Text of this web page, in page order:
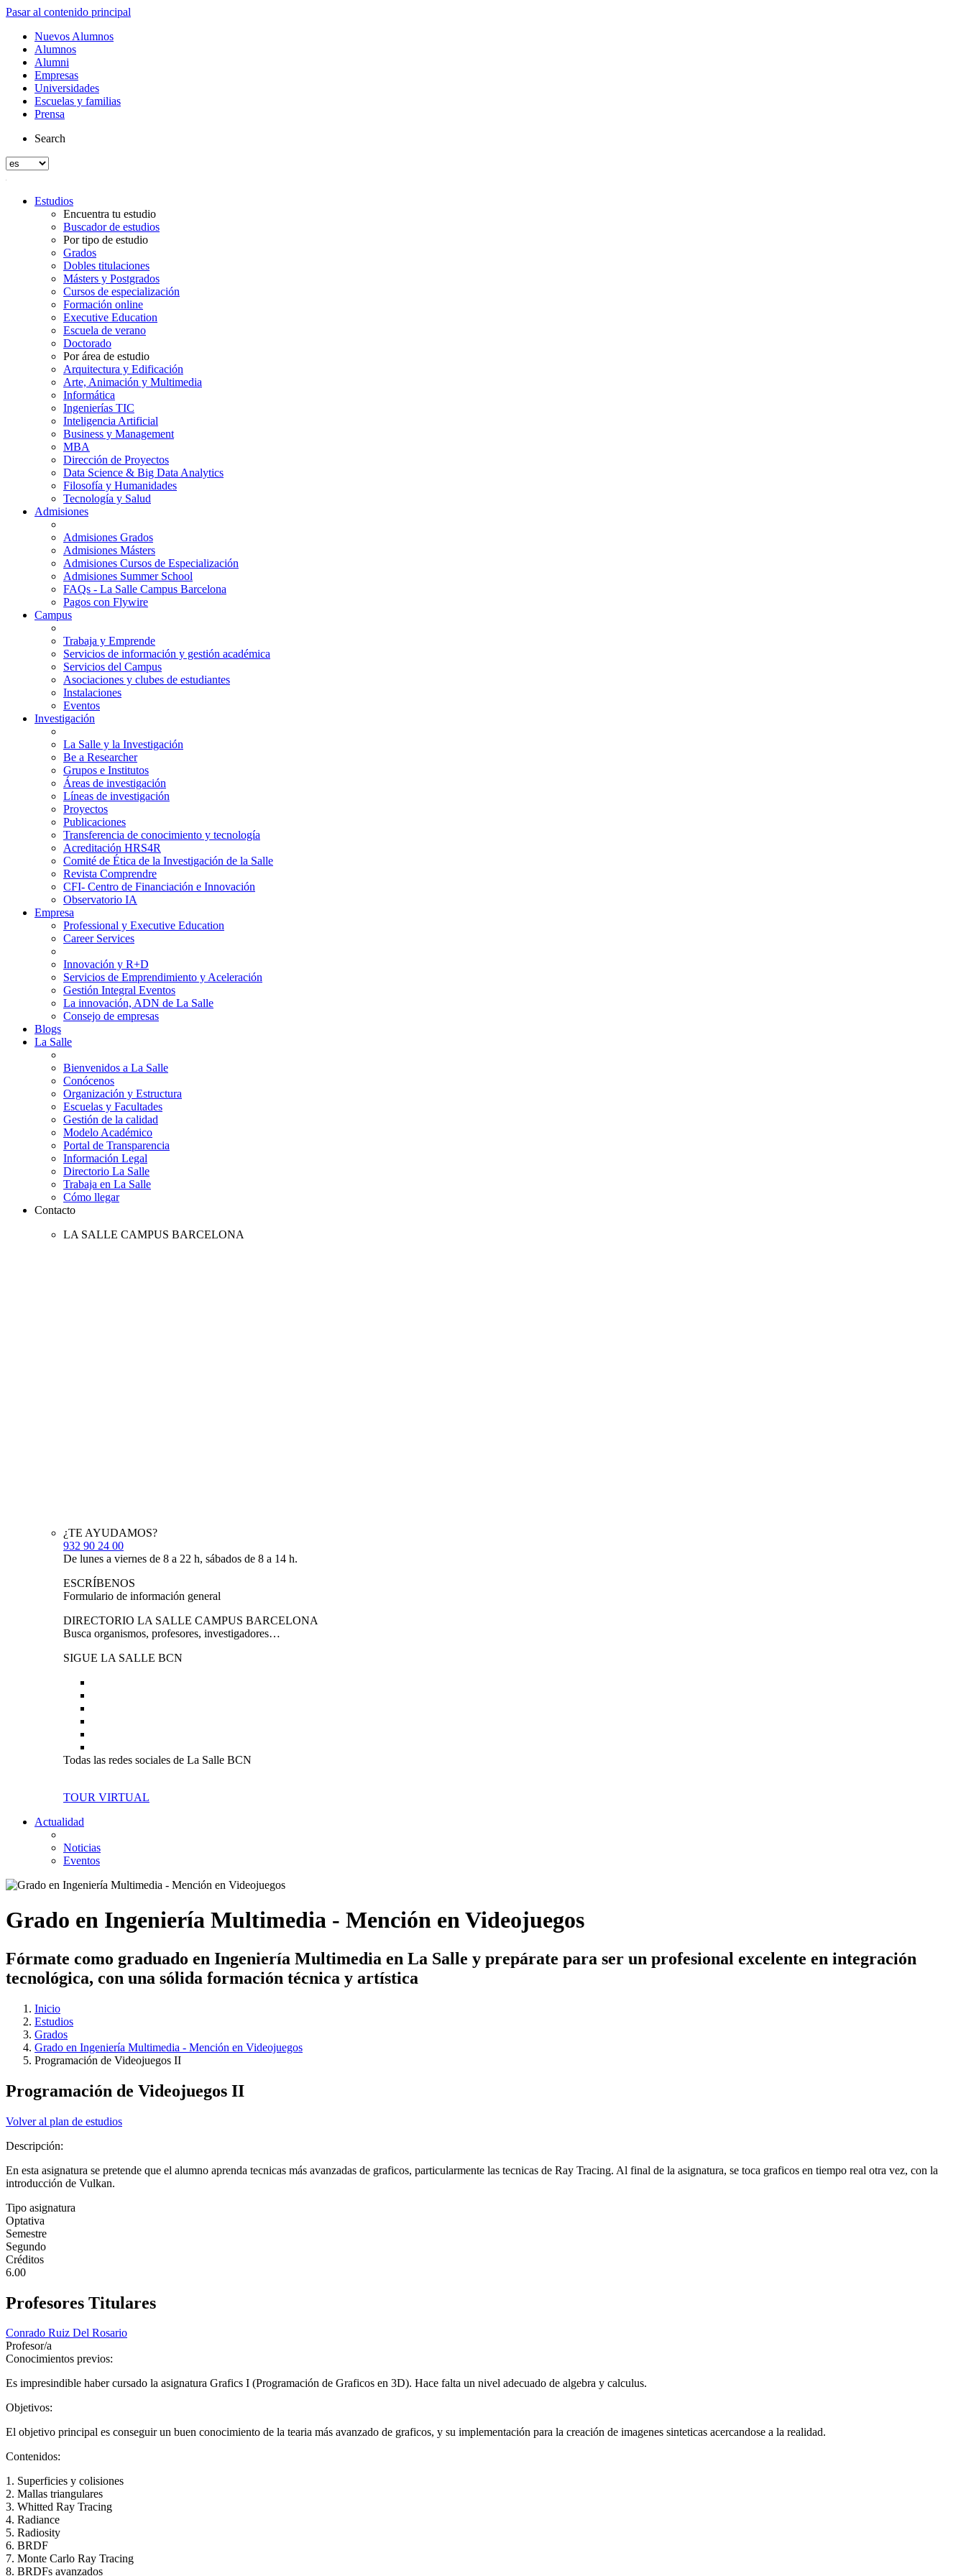
Pasar al contenido principal
Nuevos Alumnos
Alumnos
Alumni
Empresas
Universidades
Escuelas y familias
Prensa
Search
Estudios
Encuentra tu estudio
Buscador de estudios
Por tipo de estudio
Grados
Dobles titulaciones
Másters y Postgrados
Cursos de especialización
Formación online
Executive Education
Escuela de verano
Doctorado
Por área de estudio
Arquitectura y Edificación
Arte, Animación y Multimedia
Informática
Ingenierías TIC
Inteligencia Artificial
Business y Management
MBA
Dirección de Proyectos
Data Science & Big Data Analytics
Filosofía y Humanidades
Tecnología y Salud
Admisiones
Admisiones Grados
Admisiones Másters
Admisiones Cursos de Especialización
Admisiones Summer School
FAQs - La Salle Campus Barcelona
Pagos con Flywire
Campus
Trabaja y Emprende
Servicios de información y gestión académica
Servicios del Campus
Asociaciones y clubes de estudiantes
Instalaciones
Eventos
Investigación
La Salle y la Investigación
Be a Researcher
Grupos e Institutos
Áreas de investigación
Líneas de investigación
Proyectos
Publicaciones
Transferencia de conocimiento y tecnología
Acreditación HRS4R
Comité de Ética de la Investigación de la Salle
Revista Comprendre
CFI- Centro de Financiación e Innovación
Observatorio IA
Empresa
Professional y Executive Education
Career Services
Innovación y R+D
Servicios de Emprendimiento y Aceleración
Gestión Integral Eventos
La innovación, ADN de La Salle
Consejo de empresas
Blogs
La Salle
Bienvenidos a La Salle
Conócenos
Organización y Estructura
Escuelas y Facultades
Gestión de la calidad
Modelo Académico
Portal de Transparencia
Información Legal
Directorio La Salle
Trabaja en La Salle
Cómo llegar
Contacto
LA SALLE CAMPUS BARCELONA
¿TE AYUDAMOS?
932 90 24 00
De lunes a viernes de 8 a 22 h, sábados de 8 a 14 h.
ESCRÍBENOS
Formulario de información general
DIRECTORIO LA SALLE CAMPUS BARCELONA
Busca organismos, profesores, investigadores…
SIGUE LA SALLE BCN
Todas las redes sociales de La Salle BCN
TOUR VIRTUAL
Actualidad
Noticias
Eventos
Grado en Ingeniería Multimedia - Mención en Videojuegos
Fórmate como graduado en Ingeniería Multimedia en La Salle y prepárate para ser un profesional excelente en integración
tecnológica, con una sólida formación técnica y artística
Inicio
Estudios
Grados
Grado en Ingeniería Multimedia - Mención en Videojuegos
Programación de Videojuegos II
Programación de Videojuegos II
Volver al plan de estudios
Descripción:
En esta asignatura se pretende que el alumno aprenda tecnicas más avanzadas de graficos, particularmente las tecnicas de Ray Tracing. Al final de la asignatura, se toca graficos en tiempo real otra vez, con la
introducción de Vulkan.
Tipo asignatura
Optativa
Semestre
Segundo
Créditos
6.00
Profesores Titulares
Conrado Ruiz Del Rosario
Profesor/a
Conocimientos previos:
Es impresindible haber cursado la asignatura Grafics I (Programación de Graficos en 3D). Hace falta un nivel adecuado de algebra y calculus.
Objetivos:
El objetivo principal es conseguir un buen conocimiento de la tearia más avanzado de graficos, y su implementación para la creación de imagenes sinteticas acercandose a la realidad.
Contenidos:
1. Superficies y colisiones
2. Mallas triangulares
3. Whitted Ray Tracing
4. Radiance
5. Radiosity
6. BRDF
7. Monte Carlo Ray Tracing
8. BRDFs avanzados